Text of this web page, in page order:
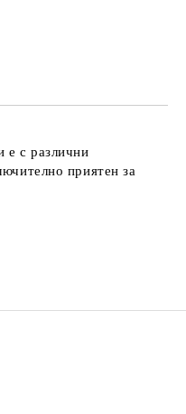
е с различни
приятен за